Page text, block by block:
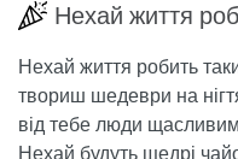
Нехай життя
Нехай життя робить
твориш шедеври на
від тебе люди
Нехай будуть щедрі